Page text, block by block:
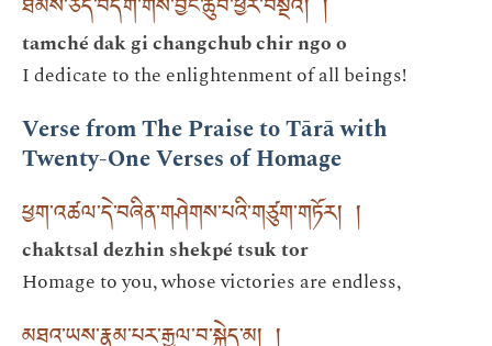
ཐམས་ཅད་བདག་གིས་བྱང་ཆུབ་ཕྱིར་བསྔོའོ། །
tamché dak gi changchub chir ngo o
I dedicate to the enlightenment of all beings!
Verse from The Praise to Tārā with
Twenty-One Verses of Homage
ཕྱག་འཚལ་དེ་བཞིན་གཤེགས་པའི་གཙུག་གཏོར། །
chaktsal dezhin shekpé tsuk tor
Homage to you, whose victories are endless,